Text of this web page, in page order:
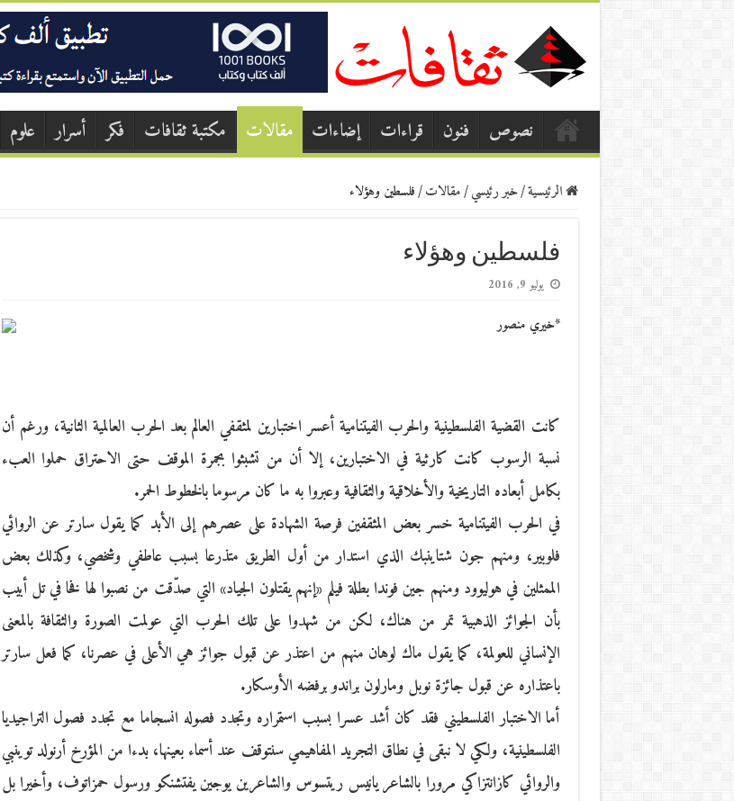
نصوص فنون قراءات إضاءات مقالات مكتبة ثقافات فكر أسرار علوم
الرئيسية/خبر رئيسي/مقالات/فلسطين وهؤلاء
فلسطين وهؤلاء
يوليو 9, 2016
*خيري منصور
كانت القضية الفلسطينية والحرب الفيتنامية أعسر اختبارين لمثقفي العالم بعد الحرب العالمية الثانية، ورغم أن
نسبة الرسوب كانت كارثية في الاختبارين، إلا أن من تشبثوا بجمرة الموقف حتى الاحتراق حملوا العبء
بكامل أبعاده التاريخية والأخلاقية والثقافية وعبروا به ما كان مرسوما بالخطوط الحمر.
في الحرب الفيتنامية خسر بعض المثقفين فرصة الشهادة على عصرهم إلى الأبد كما يقول سارتر عن الروائي
فلوبير، ومنهم جون شتاينبك الذي استدار من أول الطريق متذرعا بسبب عاطفي وشخصي، وكذلك بعض
الممثلين في هوليوود ومنهم جين فوندا بطلة فيلم «إنهم يقتلون الجياد» التي صدّقت من نصبوا لها فخا في تل أبيب
بأن الجوائز الذهبية تمر من هناك، لكن من شهدوا على تلك الحرب التي عولمت الصورة والثقافة بالمعنى
الإنساني للعولمة، كما يقول ماك لوهان منهم من اعتذر عن قبول جوائز هي الأعلى في عصرنا، كما فعل سارتر
باعتذاره عن قبول جائزة نوبل ومارلون براندو برفضه الأوسكار.
أما الاختبار الفلسطيني فقد كان أشد عسرا بسبب استمراره وتجدد فصوله انسجاما مع تجدد فصول التراجيديا
الفلسطينية، ولكي لا نبقى في نطاق التجريد المفاهيمي سنتوقف عند أسماء بعينها، بدءا من المؤرخ أرنولد توينبي
والروائي كازانتزاكي مرورا بالشاعر يانيس ريتسوس والشاعرين يوجين يفتشنكو ورسول حمزاتوف، وأخيرا بل